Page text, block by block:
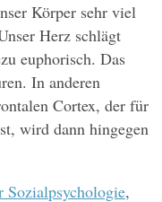
Körper sehr viel
Herz schlägt
euphorisch. Das
In anderen
Cortex, der für
wird dann hingegen
Sozialpsychologie,